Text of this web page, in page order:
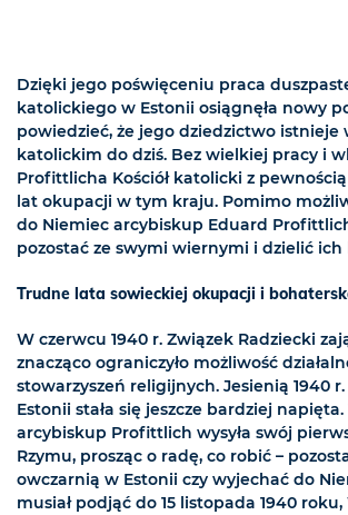
Dzięki jego poświęceniu praca
katolickiego w Estonii osiągnęła nowy
powiedzieć, że jego dziedzictwo istnieje
katolickim do dziś. Bez wielkiej pracy i
Profittlicha Kościół katolicki z
lat okupacji w tym kraju. Pomimo
do Niemiec arcybiskup Eduard
pozostać ze swymi wiernymi i dzielić ich
Trudne lata sowieckiej okupacji i
W czerwcu 1940 r. Związek Radziecki
znacząco ograniczyło możliwość
stowarzyszeń religijnych. Jesienią 1940
Estonii stała się jeszcze bardziej
arcybiskup Profittlich wysyła swój
Rzymu, prosząc o radę, co robić –
owczarnią w Estonii czy wyjechać do
musiał podjąć do 15 listopada 1940